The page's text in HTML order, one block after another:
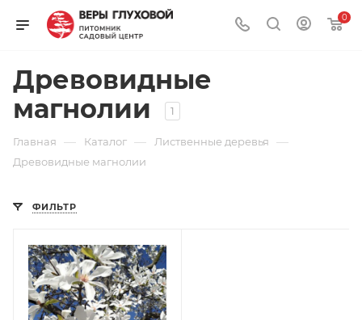
0
Древовидные
магнолии
1
Главная — Каталог — Лиственные деревья —
Древовидные магнолии
ФИЛЬТР